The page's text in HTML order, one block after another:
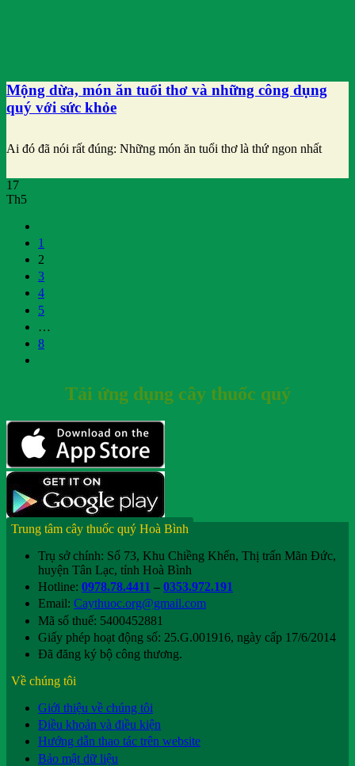
Mộng dừa, món ăn tuổi thơ và những công dụng
quý với sức khỏe
Ai đó đã nói rất đúng: Những món ăn tuổi thơ là thứ ngon nhất
17
Th5
1
2
3
4
5
…
8
Tải ứng dụng cây thuốc quý
Trung tâm cây thuốc quý Hoà Bình
Trụ sở chính: Số 73, Khu Chiềng Khến, Thị trấn Mãn Đức,
huyện Tân Lạc, tỉnh Hoà Bình
Hotline: 0978.78.4411 – 0353.972.191
Email: Caythuoc.org@gmail.com
Mã số thuế: 5400452881
Giấy phép hoạt động số: 25.G.001916, ngày cấp 17/6/2014
Đã đăng ký bộ công thương.
Về chúng tôi
Giới thiệu về chúng tôi
Điều khoản và điều kiện
Hướng dẫn thao tác trên website
Bảo mật dữ liệu